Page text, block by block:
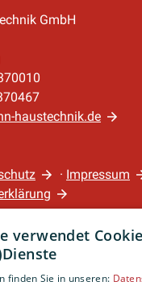
GmbH
haustechnik.de
· Impressum
verwendet
finden Sie in unseren: